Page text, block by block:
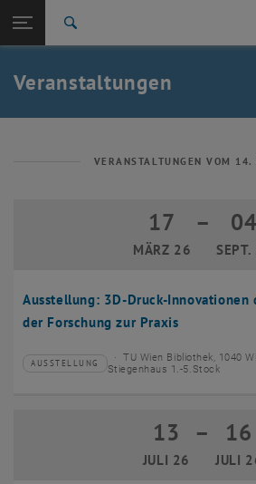
TU Login
Quicklinks
Quicklinks-Menü umschalten
Studium
Karriere
Zurück: Subseiten von Aktuelles auflisten
Aktuelles
Veranstaltungen
VERANSTALTUNGEN VOM
Ausstellung: 3D-Druck-Innovationen
der Forschung zur Praxis
17
MÄRZ 26
17 März
– 04
Veranstaltungstyp:
AUSSTELLUNG
Veranstaltungsort:
TU Wien Bibliothek, 1040
Stiegenhaus 1.-5.Stock
13
JULI 26
13 Juli
– 16
JULI